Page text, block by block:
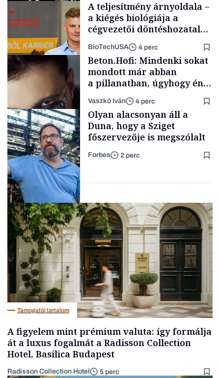
Politika
Content Lab HUB
A teljesítmény árnyoldala –
a kiégés biológiája a
cégvezetői döntéshozatal
BioTechUSA 4 perc
Forbes-sztori
Beton.Hofi: Mindenki sokat
mondott már abban
a pillanatban, úgyhogy én
a legsarkosabb
gondolataimat akartam
kimondani
Vaszkó Iván 4 perc
Társadalom
Olyan alacsonyan áll a
Duna, hogy a Sziget
főszervezője is megszólalt
Forbes 2 perc
Támogatói tartalom
A figyelem mint prémium valuta: így formálja
át a luxus fogalmát a Radisson Collection
Hotel, Basilica Budapest
Radisson Collection Hotel 5 perc